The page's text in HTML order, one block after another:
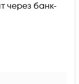
через банк-